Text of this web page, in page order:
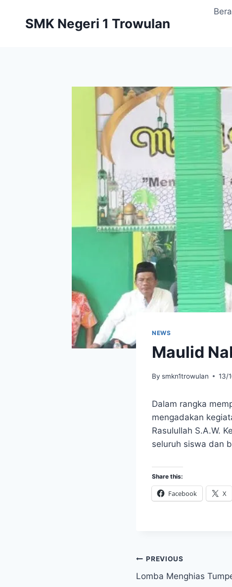
SMK Negeri 1 Trowulan
NEWS
Maulid
By smkn1trowulan 13/
Dalam rangka
mengadakan
Rasulullah S.A.W.
seluruh siswa dan
Share this:
Facebook X
Post
navigation
PREVIOUS
Lomba Menghias